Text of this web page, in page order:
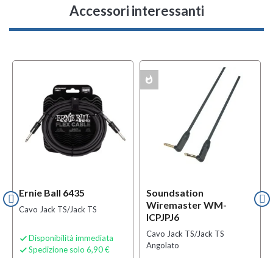
Accessori interessanti
Ernie Ball 6435
Cavo Jack TS/Jack TS
 Disponibilità immediata
 Spedizione solo 6,90 €
Soundsation
Wiremaster WM-
ICPJPJ6
Cavo Jack TS/Jack TS
Angolato
whatshot